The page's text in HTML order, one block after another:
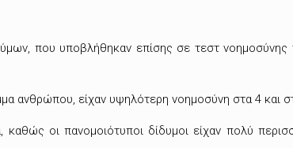
που υποβλήθηκαν επίσης σε τεστ
ανθρώπου, είχαν υψηλότερη νοημοσύνη στα 4 και
οι πανομοιότυποι δίδυμοι είχαν πολύ